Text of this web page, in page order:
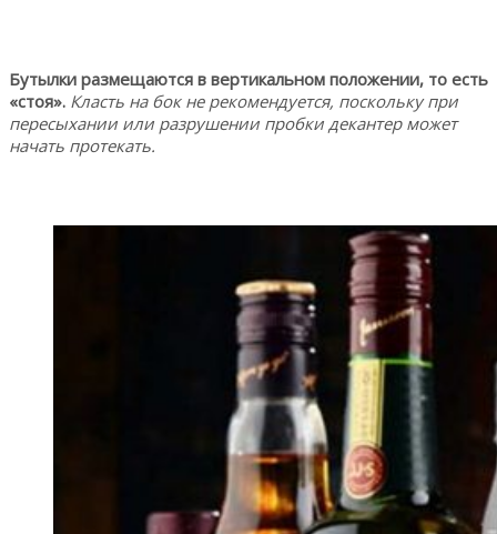
Бутылки размещаются в вертикальном положении, то есть
«стоя». Класть на бок не рекомендуется, поскольку при
пересыхании или разрушении пробки декантер может
начать протекать.